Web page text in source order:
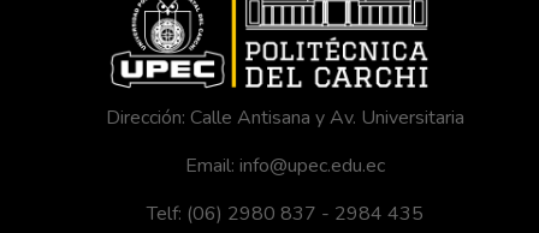
Dirección: Calle Antisana y Av. Universitaria
Email: info@upec.edu.ec
Telf: (06) 2980 837 - 2984 435